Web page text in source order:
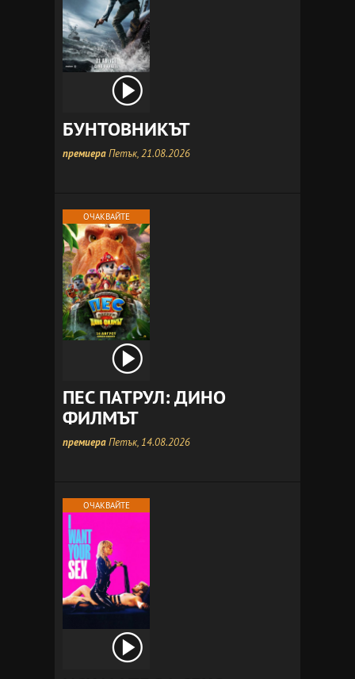
БУНТОВНИКЪТ
премиераПетък, 21.08.2026
ОЧАКВАЙТЕ
ПЕС ПАТРУЛ: ДИНО
ФИЛМЪТ
премиераПетък, 14.08.2026
ОЧАКВАЙТЕ